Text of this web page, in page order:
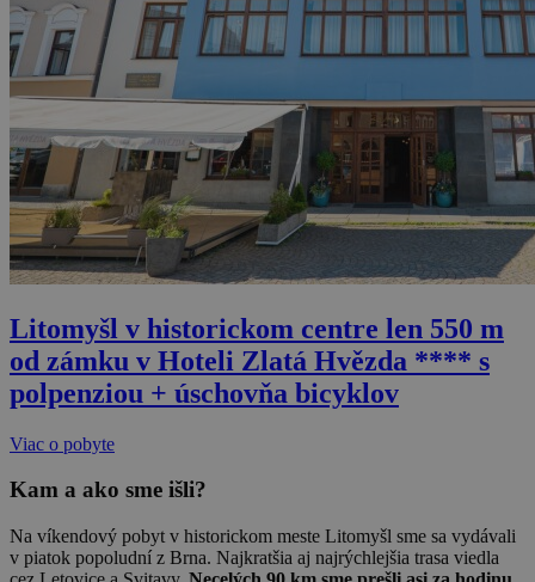
Litomyšl v historickom centre len 550 m
od zámku v Hoteli Zlatá Hvězda **** s
polpenziou + úschovňa bicyklov
Viac o pobyte
Kam a ako sme išli?
Na víkendový pobyt v historickom meste Litomyšl sme sa vydávali
v piatok popoludní z Brna. Najkratšia aj najrýchlejšia trasa viedla